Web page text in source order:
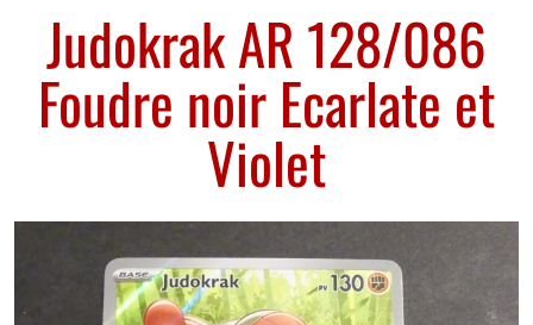
Judokrak AR 128/086
Foudre noir Ecarlate et
Violet